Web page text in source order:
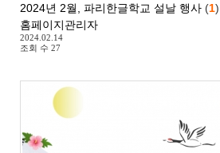
2024년 2월, 파리한글학교 설날 행사 (1)
홈페이지관리자
2024.02.14
조회 수 27